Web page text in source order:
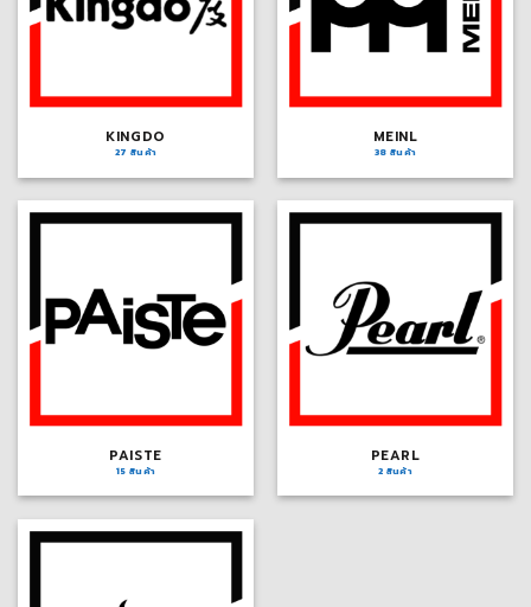
KINGDO
27 สินค้า
MEINL
38 สินค้า
PAISTE
15 สินค้า
PEARL
2 สินค้า